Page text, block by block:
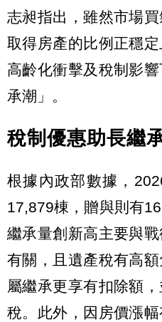
志昶指出，雖然市場
取得房產的比例正穩定
高齡化衝擊及稅制影
承潮」。
稅制優惠助長繼
根據內政部數據，
17,879棟，贈與則有
繼承量創新高主要與
有關，且遺產稅有高
屬繼承更享有扣除額
稅。此外，因房價漲